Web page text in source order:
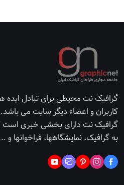
گرافیک نت محیطی برای تبادل ایده
کاربران و اعضاء دیگر سایت می باشد.
گرافیک نت دارای بخشی خبری است
به گرافیک، نمایشگاهها، فراخوانها